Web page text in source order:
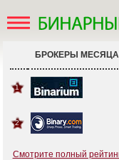
БРОКЕРЫ
1
2
Смотрите полный